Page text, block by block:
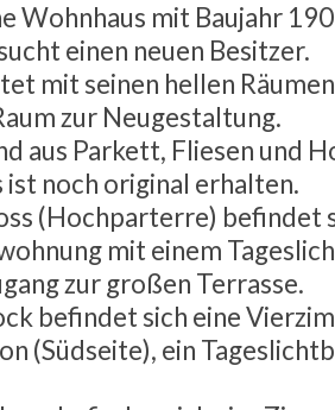
Wohnhaus mit Baujahr
einen neuen Besitzer.
mit seinen hellen
zur Neugestaltung.
aus Parkett, Fliesen und
ist noch original erhalten.
(Hochparterre) befindet
mit einem
zur großen Terrasse.
befindet sich eine
(Südseite), ein